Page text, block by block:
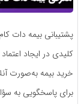
پشتیبانی بیمه دات
کلیدی در ایجاد
خرید بیمه به‌صورت
برای پاسخگویی به